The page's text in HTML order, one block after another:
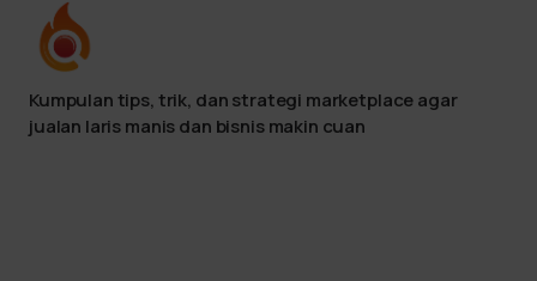
Kumpulan tips, trik, dan strategi marketplace agar
jualan laris manis dan bisnis makin cuan